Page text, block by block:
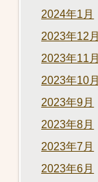
2024年1月
2023年12月
2023年11月
2023年10月
2023年9月
2023年8月
2023年7月
2023年6月